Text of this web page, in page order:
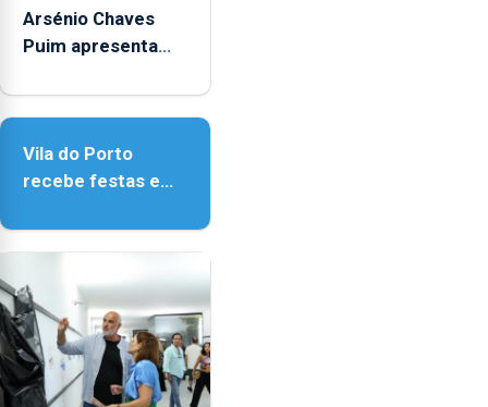
14h00
e
18h00.
Arsénio Chaves
Puim apresenta
de Vila do Porto
Vila do Porto
recebe festas em
Senhora da